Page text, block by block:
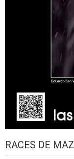
RACES DE